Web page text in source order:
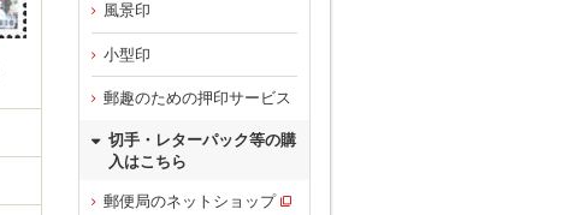
風景印
小型印
郵趣のための押印サービス
切手・レターパック等の購
入はこちら
郵便局のネットショップ